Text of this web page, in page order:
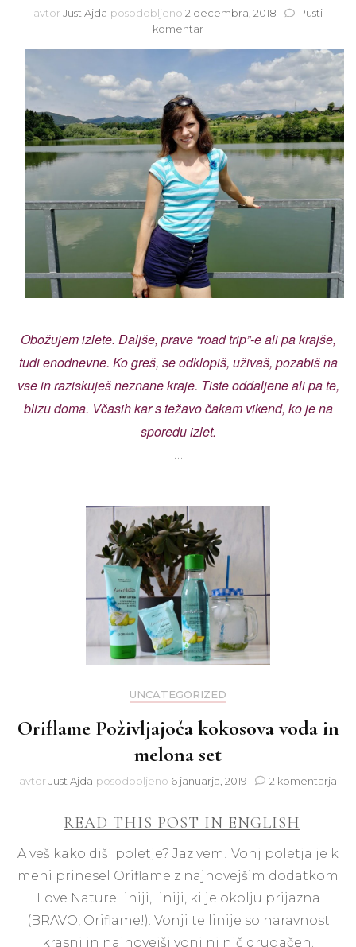
avtor Just Ajda posodobljeno 2 decembra, 2018
Pusti
komentarna
trips
Obožujem izlete. Daljše, prave “road trip”-e ali pa krajše,
tudi enodnevne. Ko greš, se odklopiš, uživaš, pozabiš na
vse in raziskuješ neznane kraje. Tiste oddaljene ali pa te,
blizu doma. Včasih kar s težavo čakam vikend, ko je na
sporedu izlet.
…
UNCATEGORIZED
Oriflame Poživljajoča kokosova voda in
melona set
avtor Just Ajda posodobljeno 6 januarja, 2019 2 komentarja
in
READ THIS POST IN ENGLISH
A veš kako diši poletje? Jaz vem! Vonj poletja je k
meni prinesel Oriflame z najnovejšim dodatkom
Love Nature liniji, liniji, ki je okolju prijazna
(BRAVO, Oriflame!). Vonji te linije so naravnost
krasni in najnovejši vonj ni nič drugačen.